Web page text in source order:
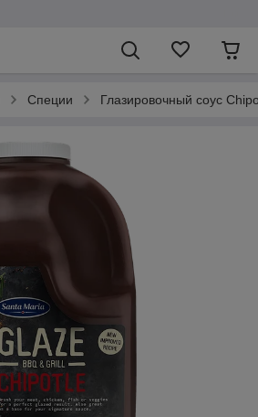
Специи Глазировочный соус